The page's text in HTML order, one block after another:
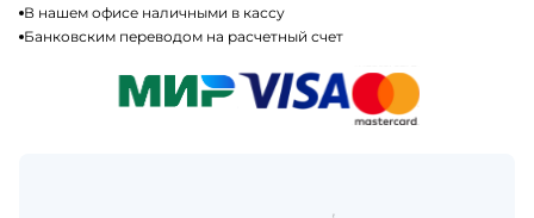
В нашем офисе наличными в кассу
Банковским переводом на расчетный счет